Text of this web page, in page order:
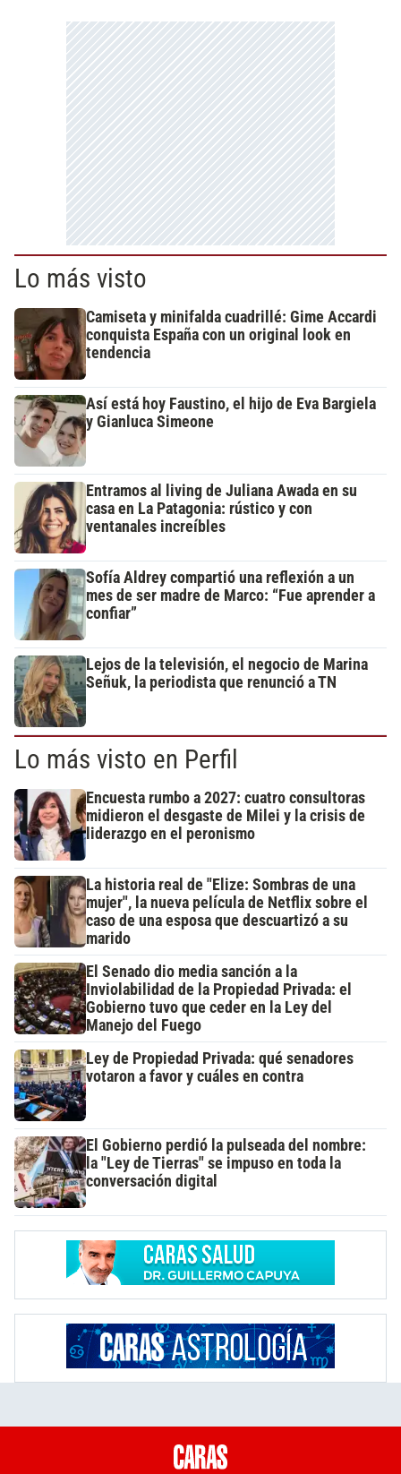
Lo más visto
Camiseta y minifalda cuadrillé: Gime Accardi
conquista España con un original look en
tendencia
Así está hoy Faustino, el hijo de Eva Bargiela
y Gianluca Simeone
Entramos al living de Juliana Awada en su
casa en La Patagonia: rústico y con
ventanales increíbles
Sofía Aldrey compartió una reflexión a un
mes de ser madre de Marco: “Fue aprender a
confiar”
Lejos de la televisión, el negocio de Marina
Señuk, la periodista que renunció a TN
Lo más visto en Perfil
Encuesta rumbo a 2027: cuatro consultoras
midieron el desgaste de Milei y la crisis de
liderazgo en el peronismo
La historia real de "Elize: Sombras de una
mujer", la nueva película de Netflix sobre el
caso de una esposa que descuartizó a su
marido
El Senado dio media sanción a la
Inviolabilidad de la Propiedad Privada: el
Gobierno tuvo que ceder en la Ley del
Manejo del Fuego
Ley de Propiedad Privada: qué senadores
votaron a favor y cuáles en contra
El Gobierno perdió la pulseada del nombre:
la "Ley de Tierras" se impuso en toda la
conversación digital